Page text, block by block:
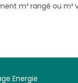
m³ rangé ou m³
Energie